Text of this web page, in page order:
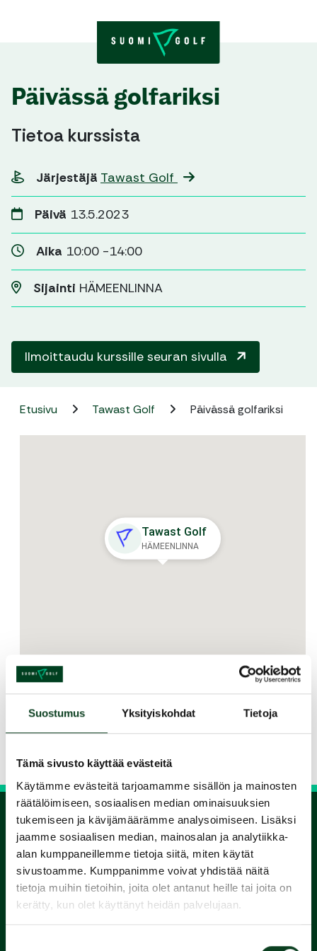
Suostumus Yksityiskohdat Tietoja
Tämä sivusto käyttää evästeitä
Käytämme evästeitä tarjoamamme sisällön ja mainosten
räätälöimiseen, sosiaalisen median ominaisuuksien
tukemiseen ja kävijämäärämme analysoimiseen. Lisäksi
jaamme sosiaalisen median, mainosalan ja analytiikka-
alan kumppaneillemme tietoja siitä, miten käytät
sivustoamme. Kumppanimme voivat yhdistää näitä
tietoja muihin tietoihin, joita olet antanut heille tai joita on
kerätty, kun olet käyttänyt heidän palvelujaan.
Päivässä golfariksi
Tietoa kurssista
Järjestäjä Tawast Golf
Päivä 13.5.2023
Aika 10:00 -14:00
Sijainti HÄMEENLINNA
Ilmoittaudu kurssille seuran sivulla
Etusivu Tawast Golf Päivässä golfariksi
Tawast Golf
HÄMEENLINNA
Jaa kurssi kaverille
1.
Varaa
alkeiskurssi